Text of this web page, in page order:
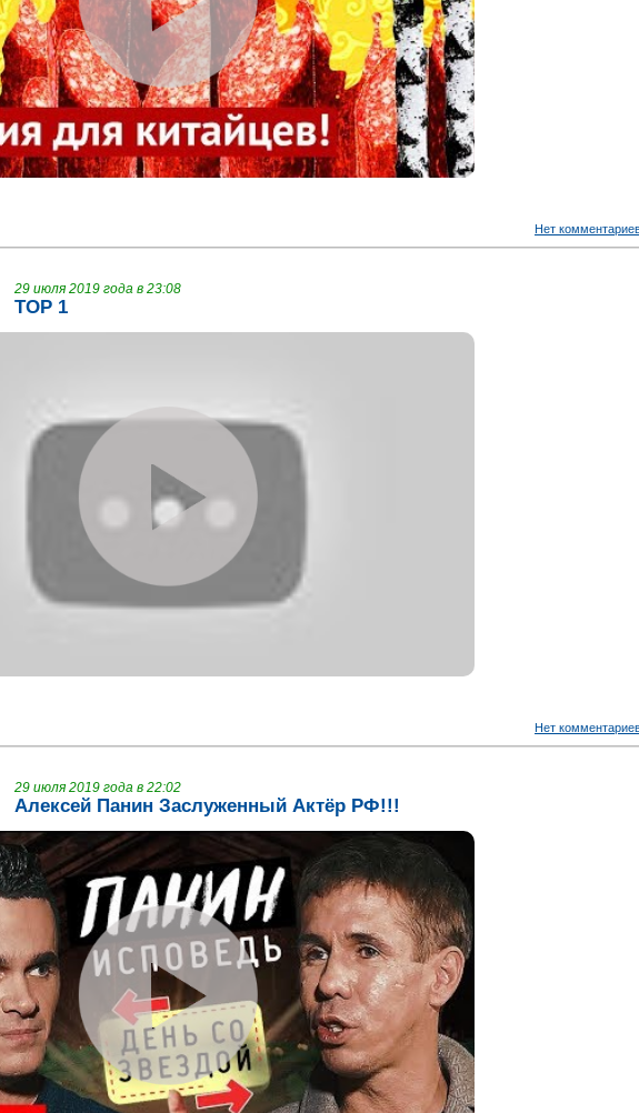
Нет
29 июля 2019 года в 23:08
TOP 1
Нет
29 июля 2019 года в 22:02
Алексей Панин Заслуженный Актёр РФ!!!